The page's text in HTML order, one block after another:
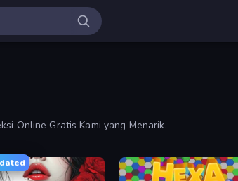
Online Gratis Kami yang Menarik.